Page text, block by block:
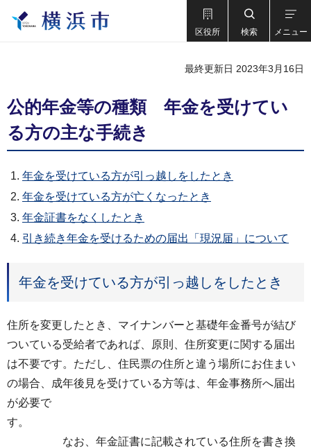
区役所 検索 メニュー
最終更新日 2023年3月16日
公的年金等の種類 年金を受けてい
る方の主な手続き
年金を受けている方が引っ越しをしたとき
年金を受けている方が亡くなったとき
年金証書をなくしたとき
引き続き年金を受けるための届出「現況届」について
年金を受けている方が引っ越しをしたとき
住所を変更したとき、マイナンバーと基礎年金番号が結び
ついている受給者であれば、原則、住所変更に関する届出
は不要です。ただし、住民票の住所と違う場所にお住まい
の場合、成年後見を受けている方等は、年金事務所へ届出
が必要で
す。
なお、年金証書に記載されている住所を書き換